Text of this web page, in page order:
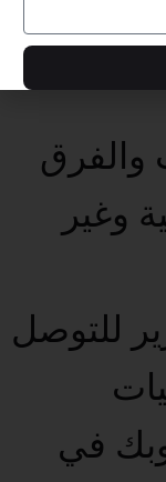
والفرق
وغير
للتوصل
في